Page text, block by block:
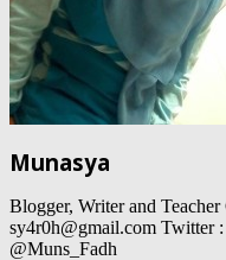
Munasya
Blogger, Writer and
sy4r0h@gmail.com Twitter
@Muns_Fadh